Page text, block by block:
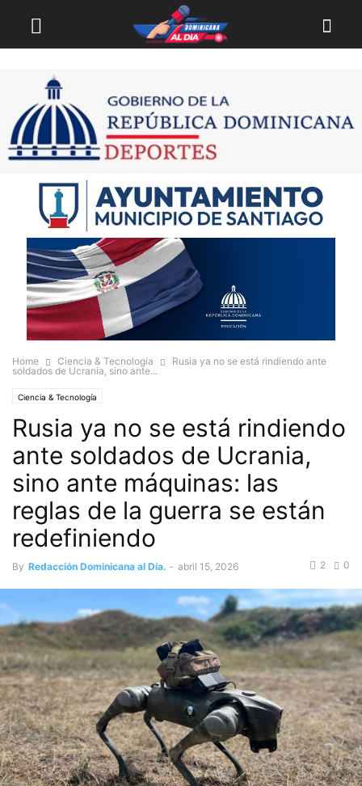
Home Ciencia & Tecnología
Rusia ya no se está rindiendo ante
soldados de Ucrania, sino ante...
Ciencia & Tecnología
Rusia ya no se está rindiendo
ante soldados de Ucrania,
sino ante máquinas: las
reglas de la guerra se están
redefiniendo
By Redacción Dominicana al Día. - abril 15, 2026 0
2